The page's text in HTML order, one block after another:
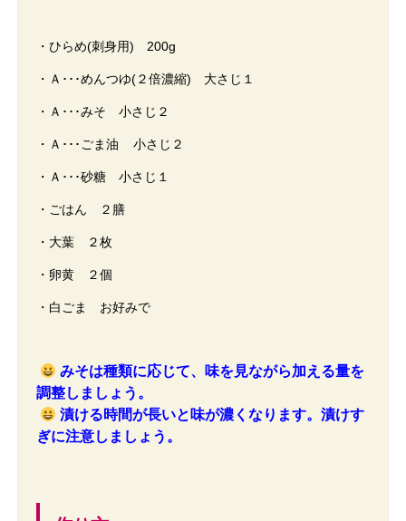
・ひらめ(刺身用) 200g
・Ａ･･･めんつゆ(２倍濃縮) 大さじ１
・Ａ･･･みそ 小さじ２
・Ａ･･･ごま油 小さじ２
・Ａ･･･砂糖 小さじ１
・ごはん ２膳
・大葉 ２枚
・卵黄 ２個
・白ごま お好みで
みそは種類に応じて、味を見ながら加える量を
調整しましょう。
漬ける時間が長いと味が濃くなります。漬けす
ぎに注意しましょう。